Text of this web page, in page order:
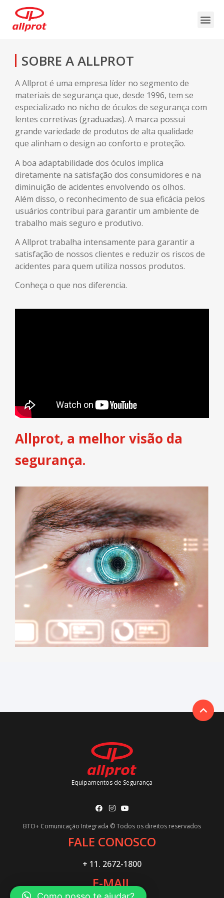
SOBRE A ALLPROT
A Allprot é uma empresa líder no segmento de
materiais de segurança que, desde 1996, tem se
especializado no nicho de óculos de segurança com
lentes corretivas (graduadas). A marca possui
grande variedade de produtos de alta qualidade
que alinham o design ao conforto e proteção.
A boa adaptabilidade dos óculos implica
diretamente na satisfação dos consumidores e na
diminuição de acidentes envolvendo os olhos.
Além disso, o reconhecimento de sua eficácia pelos
usuários contribui para garantir um ambiente de
trabalho mais seguro e produtivo.
A Allprot trabalha intensamente para garantir a
satisfação de nossos clientes e reduzir os riscos de
acidentes para quem utiliza nossos produtos.
Conheça o que nos diferencia.
Allprot, a melhor visão da
segurança.
Equipamentos de Segurança
BTO+ Comunicação Integrada © Todos os direitos reservados
FALE CONOSCO
+ 11. 2672-1800
E-MAIL